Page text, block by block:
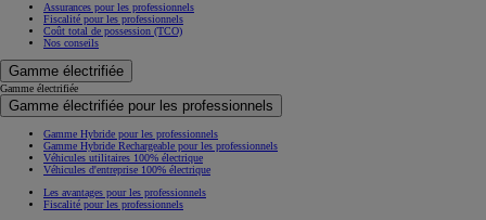
Assurances pour les professionnels
Fiscalité pour les professionnels
Coût total de possession (TCO)
Nos conseils
Gamme électrifiée
Gamme électrifiée
Gamme électrifiée pour les professionnels
Gamme Hybride pour les professionnels
Gamme Hybride Rechargeable pour les professionnels
Véhicules utilitaires 100% électrique
Véhicules d'entreprise 100% électrique
Les avantages pour les professionnels
Fiscalité pour les professionnels